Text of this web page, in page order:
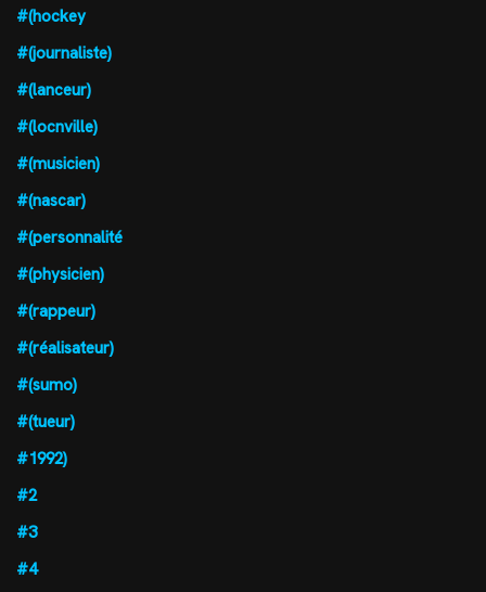
#(hockey
#(journaliste)
#(lanceur)
#(locnville)
#(musicien)
#(nascar)
#(personnalité
#(physicien)
#(rappeur)
#(réalisateur)
#(sumo)
#(tueur)
#1992)
#2
#3
#4